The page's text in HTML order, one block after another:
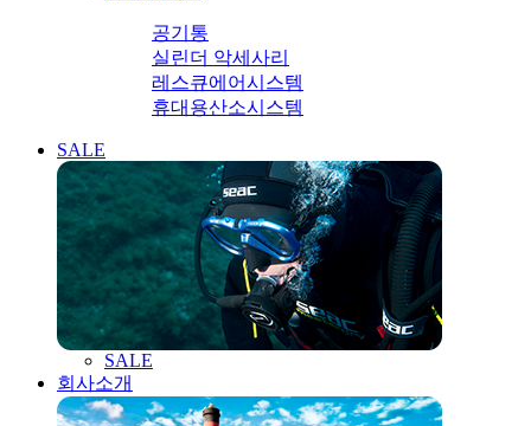
공기통
실린더 악세사리
레스큐에어시스템
휴대용산소시스템
SALE
SALE
회사소개